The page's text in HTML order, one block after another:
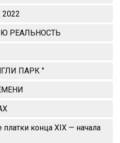
РЕАЛЬНОСТЬ
ПАРК "
конца XIX — начала